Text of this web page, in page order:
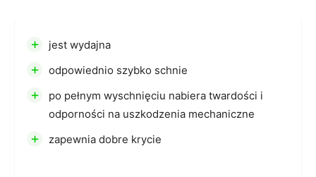
+ jest wydajna
+ odpowiednio szybko schnie
+
po pełnym wyschnięciu nabiera twardości i
odporności na uszkodzenia mechaniczne
+ zapewnia dobre krycie